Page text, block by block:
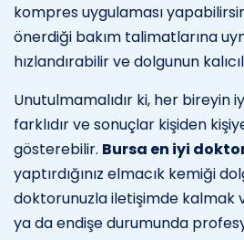
kompres uygulaması
önerdiği bakım talimatlarına
hızlandırabilir ve dolgunun
Unutulmamalıdır ki, her bireyin
farklıdır ve sonuçlar kişiden
gösterebilir. Bursa en iyi
yaptırdığınız elmacık kemiği
doktorunuzla iletişimde kalmak
ya da endişe durumunda